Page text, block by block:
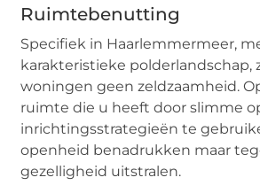
Ruimtebenutting
Specifiek in Haarlemmermeer,
karakteristieke polderlandschap,
woningen geen zeldzaamheid.
ruimte die u heeft door slimme
inrichtingsstrategieën te
openheid benadrukken maar
gezelligheid uitstralen.